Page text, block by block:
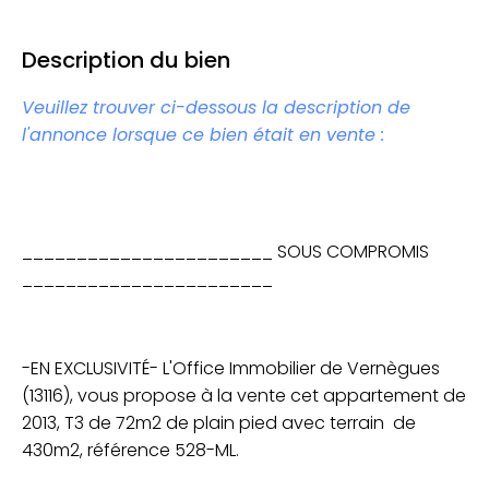
Description du bien
Veuillez trouver ci-dessous la description de
l'annonce lorsque ce bien était en vente :
_______________________ SOUS COMPROMIS
-EN EXCLUSIVITÉ- L'Office Immobilier de Vernègues
(13116), vous propose à la vente cet appartement de
2013, T3 de 72m2 de plain pied avec terrain de
430m2, référence 528-ML.